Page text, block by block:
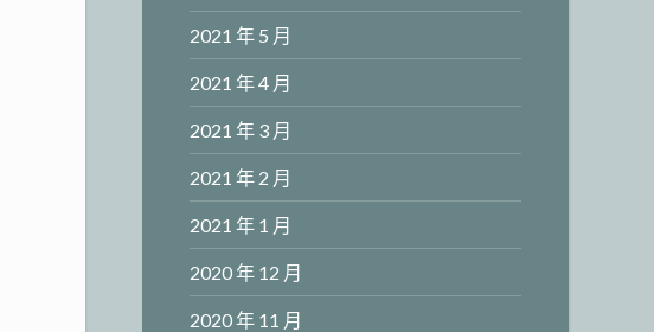
2021 年 5 月
2021 年 4 月
2021 年 3 月
2021 年 2 月
2021 年 1 月
2020 年 12 月
2020 年 11 月